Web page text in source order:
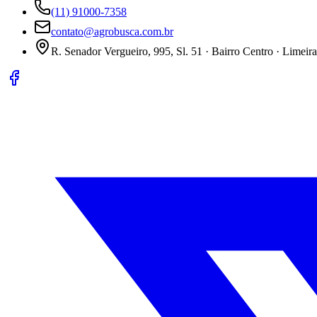
(11) 91000-7358
contato@agrobusca.com.br
R. Senador Vergueiro, 995, Sl. 51 · Bairro Centro ·